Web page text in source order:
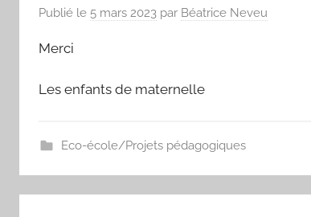
Publié le 5 mars 2023 par Béatrice Neveu
Merci
Les enfants de maternelle
Eco-école/Projets pédagogiques